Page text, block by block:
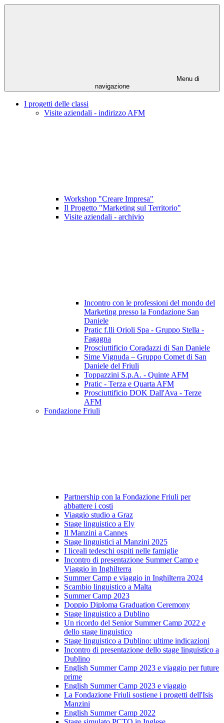
Menu di
navigazione
I progetti delle classi
Visite aziendali - indirizzo AFM
Workshop "Creare Impresa"
Il Progetto "Marketing sul Territorio"
Visite aziendali - archivio
Incontro con le professioni del mondo del
Marketing presso la Fondazione San
Daniele
Pratic f.lli Orioli Spa - Gruppo Stella -
Fagagna
Prosciuttificio Coradazzi di San Daniele
Sime Vignuda – Gruppo Comet di San
Daniele del Friuli
Toppazzini S.p.A. - Quinte AFM
Pratic - Terza e Quarta AFM
Prosciuttificio DOK Dall'Ava - Terze
AFM
Fondazione Friuli
Partnership con la Fondazione Friuli per
abbattere i costi
Viaggio studio a Graz
Stage linguistico a Ely
Il Manzini a Cannes
Stage linguistici al Manzini 2025
I liceali tedeschi ospiti nelle famiglie
Incontro di presentazione Summer Camp e
Viaggio in Inghilterra
Summer Camp e viaggio in Inghilterra 2024
Scambio linguistico a Malta
Summer Camp 2023
Doppio Diploma Graduation Ceremony
Stage linguistico a Dublino
Un ricordo del Senior Summer Camp 2022 e
dello stage linguistico
Stage linguistico a Dublino: ultime indicazioni
Incontro di presentazione dello stage linguistico a
Dublino
English Summer Camp 2023 e viaggio per future
prime
English Summer Camp 2023 e viaggio
La Fondazione Friuli sostiene i progetti dell'Isis
Manzini
English Summer Camp 2022